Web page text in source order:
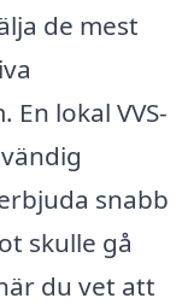
de mest
lokal VVS-
snabb
skulle gå
du vet att